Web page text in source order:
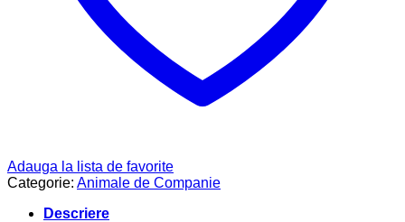
Adauga la lista de favorite
Categorie: Animale de Companie
Descriere